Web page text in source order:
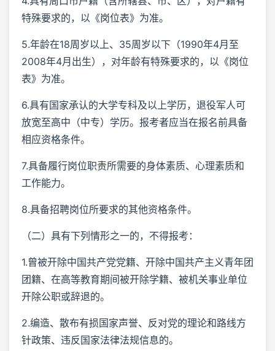
特殊要求的，以《岗位表》为准。
5.年龄在18周岁以上、35周岁以下（1990年4月至
2008年4月出生），对年龄有特殊要求的，以《岗位
表》为准。
6.具有国家承认的大学专科及以上学历，退役军人可
放宽至高中（中专）学历。报考者应当在报名前具备
相应资格条件。
7.具备履行岗位职责所需要的身体素质、心理素质和
工作能力。
8.具备招聘岗位所要求的其他资格条件。
（二）具有下列情形之一的，不得报考：
1.曾被开除中国共产党党籍、开除中国共产主义青年团
团籍、在高等教育期间被开除学籍、被机关事业单位
开除公职或辞退的。
2.编造、散布有损国家声誉、反对党的理论和路线方
针政策、违反国家法律法规信息的。